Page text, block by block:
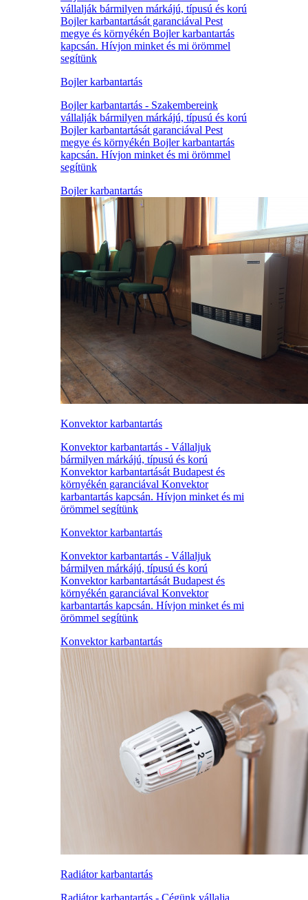
vállalják bármilyen márkájú, típusú és korú
Bojler karbantartását garanciával Pest
megye és környékén Bojler karbantartás
kapcsán. Hívjon minket és mi örömmel
segítünk
Bojler karbantartás
Bojler karbantartás - Szakembereink
vállalják bármilyen márkájú, típusú és korú
Bojler karbantartását garanciával Pest
megye és környékén Bojler karbantartás
kapcsán. Hívjon minket és mi örömmel
segítünk
Bojler karbantartás
Konvektor karbantartás
Konvektor karbantartás - Vállaljuk
bármilyen márkájú, típusú és korú
Konvektor karbantartását Budapest és
környékén garanciával Konvektor
karbantartás kapcsán. Hívjon minket és mi
örömmel segítünk
Konvektor karbantartás
Konvektor karbantartás - Vállaljuk
bármilyen márkájú, típusú és korú
Konvektor karbantartását Budapest és
környékén garanciával Konvektor
karbantartás kapcsán. Hívjon minket és mi
örömmel segítünk
Konvektor karbantartás
Radiátor karbantartás